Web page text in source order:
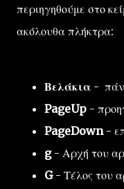
περιηγηθούμε στο
ακόλουθα πλήκτρα:
Βελάκια -
PageUp -
PageDown -
g - Αρχή του
G - Τέλος του